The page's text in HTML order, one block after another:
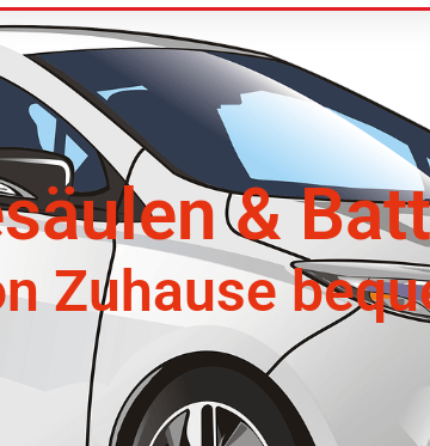
&
Zuhause